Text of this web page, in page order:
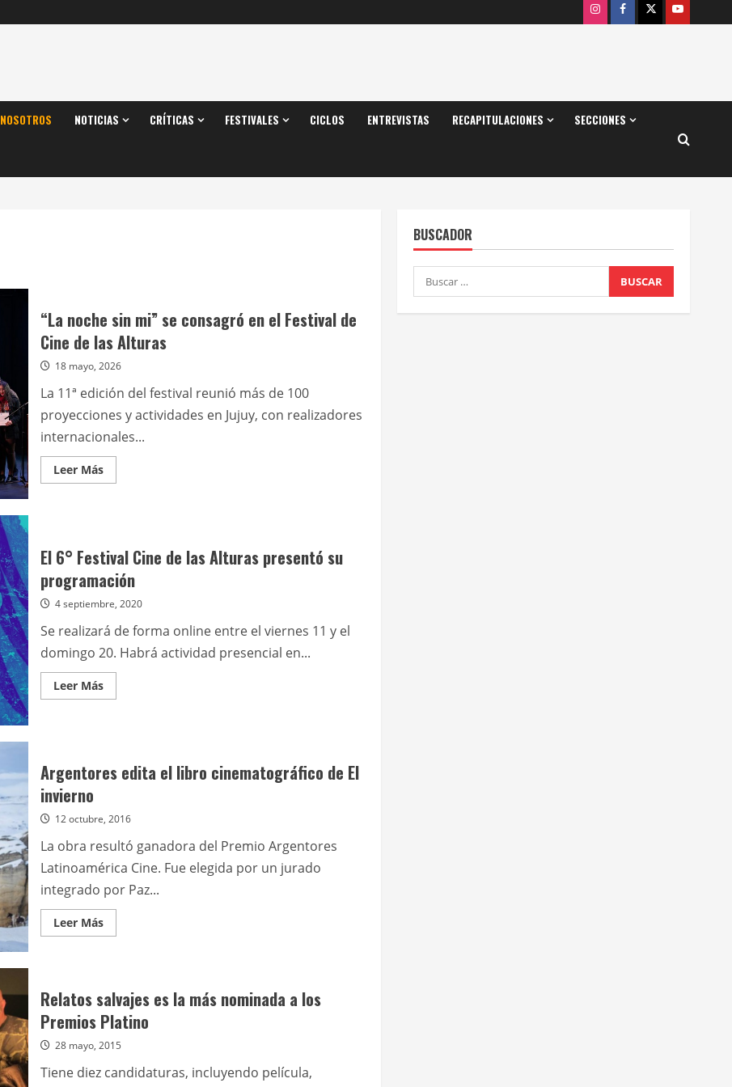
InstagramFacebook
X Youtube
NOSOTROS NOTICIAS CRÍTICAS FESTIVALES CICLOS ENTREVISTAS RECAPITULACIONES SECCIONES
“La noche sin mi” se consagró en el Festival de
Cine de las Alturas
18 mayo, 2026
La 11ª edición del festival reunió más de 100
proyecciones y actividades en Jujuy, con realizadores
internacionales...
Leer MásLeer
más
mi”
se
consagró
en
Festival
Cine
de
las
Alturas
El 6° Festival Cine de las Alturas presentó su
programación
4 septiembre, 2020
Se realizará de forma online entre el viernes 11 y el
domingo 20. Habrá actividad presencial en...
Leer MásLeer
más
de
su
Argentores edita el libro cinematográfico de El
invierno
12 octubre, 2016
La obra resultó ganadora del Premio Argentores
Latinoamérica Cine. Fue elegida por un jurado
integrado por Paz...
Leer MásLeer
más
libro
cinematográfico
de
invierno
Relatos salvajes es la más nominada a los
Premios Platino
28 mayo, 2015
Tiene diez candidaturas, incluyendo película,
BUSCADOR
Buscar: